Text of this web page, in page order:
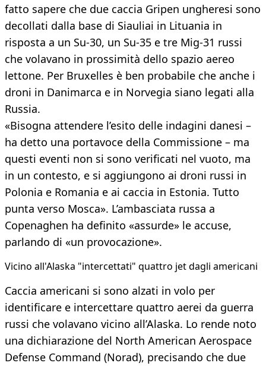
fatto sapere che due caccia Gripen ungheresi sono
decollati dalla base di Siauliai in Lituania in
risposta a un Su-30, un Su-35 e tre Mig-31 russi
che volavano in prossimità dello spazio aereo
lettone. Per Bruxelles è ben probabile che anche i
droni in Danimarca e in Norvegia siano legati alla
Russia.
«Bisogna attendere l’esito delle indagini danesi –
ha detto una portavoce della Commissione – ma
questi eventi non si sono verificati nel vuoto, ma
in un contesto, e si aggiungono ai droni russi in
Polonia e Romania e ai caccia in Estonia. Tutto
punta verso Mosca». L’ambasciata russa a
Copenaghen ha definito «assurde» le accuse,
parlando di «un provocazione».
Vicino all'Alaska "intercettati" quattro jet dagli americani
Caccia americani si sono alzati in volo per
identificare e intercettare quattro aerei da guerra
russi che volavano vicino all’Alaska. Lo rende noto
una dichiarazione del North American Aerospace
Defense Command (Norad), precisando che due